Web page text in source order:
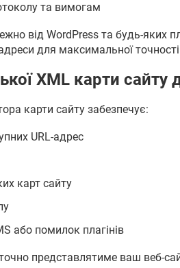
та вимогам
від WordPress та будь-яких
для максимальної
XML карти сайту
карти сайту забезпечує:
URL-адрес
карт сайту
або помилок плагінів
представлятиме ваш веб-